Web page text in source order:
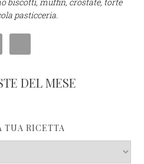
biscotti, muffin, crostate, torte
pasticceria.
DEL MESE
TUA RICETTA